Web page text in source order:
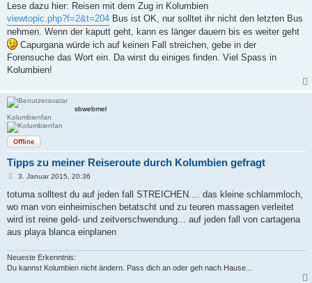
r
a
g
Lese dazu hier: Reisen mit dem Zug in Kolumbien
viewtopic.php?f=2&t=204 Bus ist OK, nur solltet ihr nicht den letzten Bus
nehmen. Wenn der kaputt geht, kann es länger dauern bis es weiter geht
Capurgana würde ich auf keinen Fall streichen, gebe in der
Forensuche das Wort ein. Da wirst du einiges finden. Viel Spass in
Kolumbien!
sbwebmel
Kolumbienfan
Offline
Tipps zu meiner Reiseroute durch Kolumbien gefragt
B
i
r
a
3. Januar 2015, 20:36
totuma solltest du auf jeden fall STREICHEN.... das kleine schlammloch,
wo man von einheimischen betatscht und zu teuren massagen verleitet
wird ist reine geld- und zeitverschwendung... auf jeden fall von cartagena
aus playa blanca einplanen
Neueste Erkenntnis:
Du kannst Kolumbien nicht ändern. Pass dich an oder geh nach Hause...